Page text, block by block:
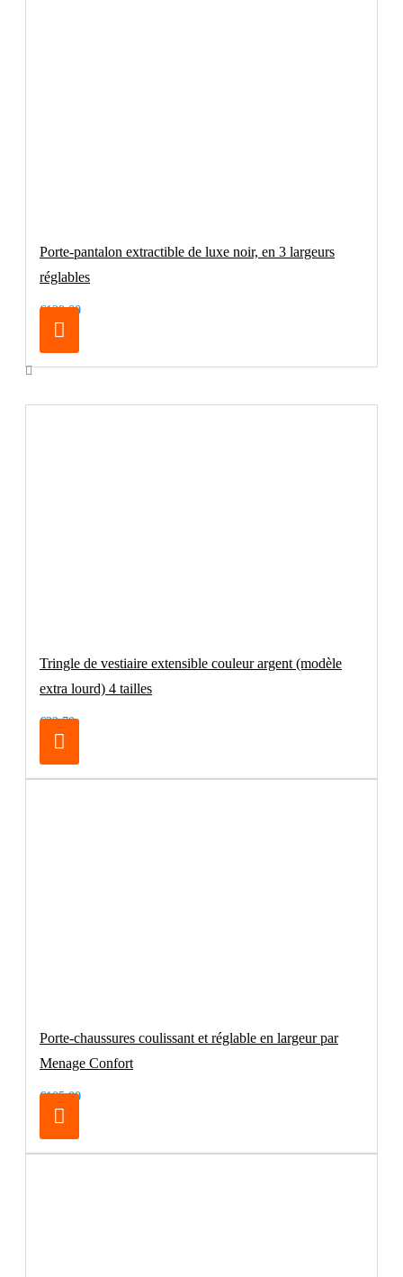
Porte-pantalon extractible de luxe noir, en 3 largeurs
réglables
€129.00
Tringle de vestiaire extensible couleur argent (modèle
extra lourd) 4 tailles
€32.70
Porte-chaussures coulissant et réglable en largeur par
Menage Confort
€105.00